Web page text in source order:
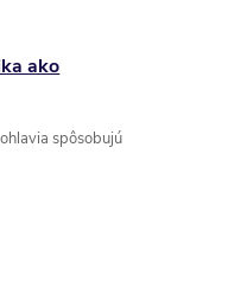
ako
spôsobujú